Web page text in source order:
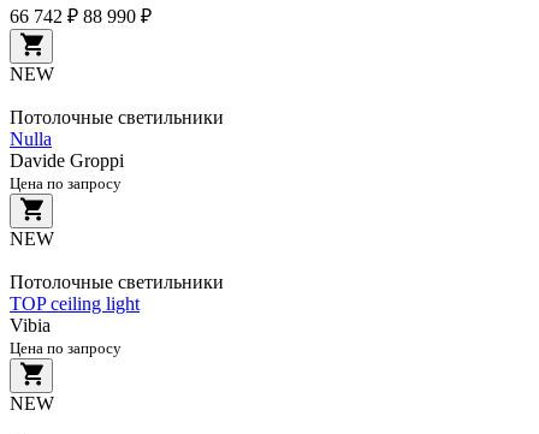
66 742 ₽ 88 990 ₽
NEW
Потолочные светильники
Nulla
Davide Groppi
Цена по запросу
NEW
Потолочные светильники
TOP ceiling light
Vibia
Цена по запросу
NEW